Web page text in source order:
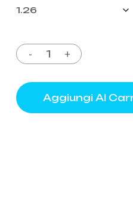
Aggiungi Al